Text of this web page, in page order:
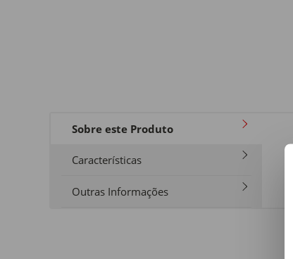
Sobre este Produto
Características
Outras Informações